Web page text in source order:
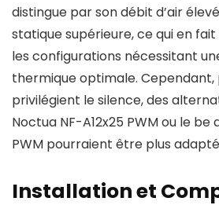
distingue par son débit d’air
statique supérieure, ce qui en
les configurations nécessitant
thermique optimale. Cependant,
privilégient le silence, des
Noctua NF-A12x25 PWM ou le be
PWM pourraient être plus
Installation et